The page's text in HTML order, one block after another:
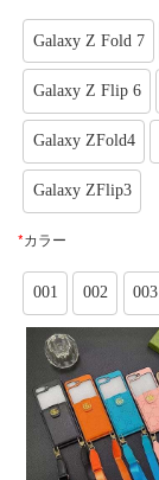
Galaxy Z Fold 7
Galaxy Z Flip 6
Galaxy ZFold4
Galaxy ZFlip3
*カラー
001 002 003